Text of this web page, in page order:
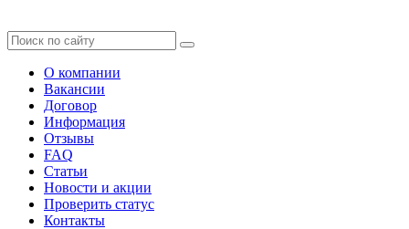
О компании
Вакансии
Договор
Информация
Отзывы
FAQ
Статьи
Новости и акции
Проверить статус
Контакты